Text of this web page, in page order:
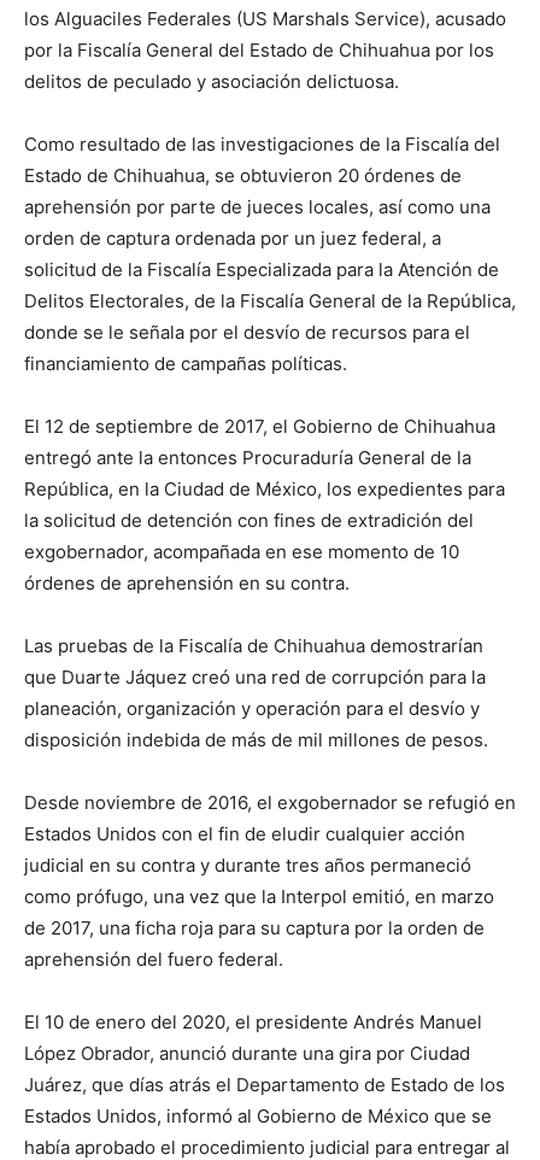
los Alguaciles Federales (US Marshals Service), acusado
por la Fiscalía General del Estado de Chihuahua por los
delitos de peculado y asociación delictuosa.
Como resultado de las investigaciones de la Fiscalía del
Estado de Chihuahua, se obtuvieron 20 órdenes de
aprehensión por parte de jueces locales, así como una
orden de captura ordenada por un juez federal, a
solicitud de la Fiscalía Especializada para la Atención de
Delitos Electorales, de la Fiscalía General de la República,
donde se le señala por el desvío de recursos para el
financiamiento de campañas políticas.
El 12 de septiembre de 2017, el Gobierno de Chihuahua
entregó ante la entonces Procuraduría General de la
República, en la Ciudad de México, los expedientes para
la solicitud de detención con fines de extradición del
exgobernador, acompañada en ese momento de 10
órdenes de aprehensión en su contra.
Las pruebas de la Fiscalía de Chihuahua demostrarían
que Duarte Jáquez creó una red de corrupción para la
planeación, organización y operación para el desvío y
disposición indebida de más de mil millones de pesos.
Desde noviembre de 2016, el exgobernador se refugió en
Estados Unidos con el fin de eludir cualquier acción
judicial en su contra y durante tres años permaneció
como prófugo, una vez que la Interpol emitió, en marzo
de 2017, una ficha roja para su captura por la orden de
aprehensión del fuero federal.
El 10 de enero del 2020, el presidente Andrés Manuel
López Obrador, anunció durante una gira por Ciudad
Juárez, que días atrás el Departamento de Estado de los
Estados Unidos, informó al Gobierno de México que se
había aprobado el procedimiento judicial para entregar al